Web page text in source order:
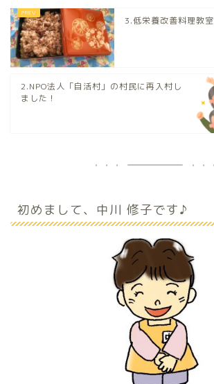
3.低栄養改善料理教室
2.NPO法人「自活村」の村民に再入村し
ました！
初めまして、中川 修子です♪